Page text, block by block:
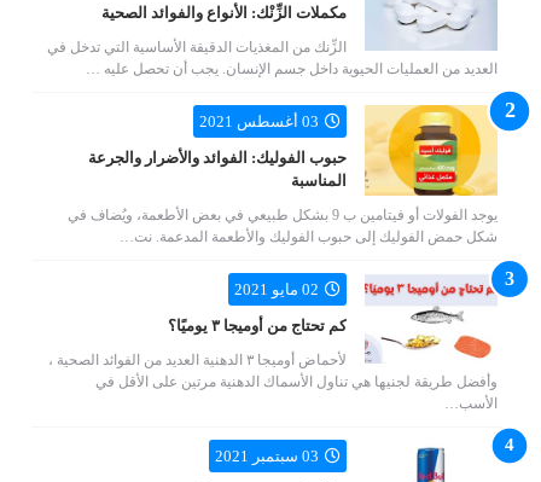
مكملات الزِّنْك: الأنواع والفوائد الصحية
الزِّنك من المغذيات الدقيقة الأساسية التي تدخل في
العديد من العمليات الحيوية داخل جسم الإنسان. يجب أن تحصل عليه …
03 أغسطس 2021
حبوب الفوليك: الفوائد والأضرار والجرعة
المناسبة
يوجد الفولات أو فيتامين ب 9 بشكل طبيعي في بعض الأطعمة، ويُضاف في
شكل حمض الفوليك إلى حبوب الفوليك والأطعمة المدعمة. نت…
02 مايو 2021
كم تحتاج من أوميجا ٣ يوميًا؟
لأحماض أوميجا ٣ الدهنية العديد من الفوائد الصحية ،
وأفضل طريقة لجنيها هي تناول الأسماك الدهنية مرتين على الأقل في
الأسب…
03 سبتمبر 2021